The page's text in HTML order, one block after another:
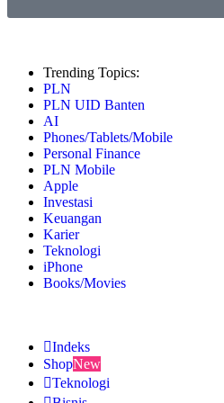
Trending Topics:
PLN
PLN UID Banten
AI
Phones/Tablets/Mobile
Personal Finance
PLN Mobile
Apple
Investasi
Keuangan
Karier
Teknologi
iPhone
Books/Movies
Indeks
ShopNew
Teknologi